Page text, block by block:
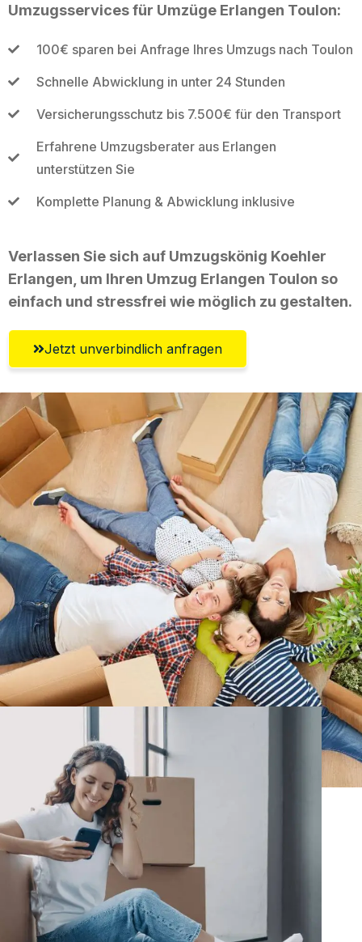
Umzugsservices für Umzüge Erlangen Toulon:
100€ sparen bei Anfrage Ihres Umzugs nach Toulon
Schnelle Abwicklung in unter 24 Stunden
Versicherungsschutz bis 7.500€ für den Transport
Erfahrene Umzugsberater aus Erlangen
unterstützen Sie
Komplette Planung & Abwicklung inklusive
Verlassen Sie sich auf Umzugskönig Koehler
Erlangen, um Ihren Umzug Erlangen Toulon so
einfach und stressfrei wie möglich zu gestalten.
Jetzt unverbindlich anfragen